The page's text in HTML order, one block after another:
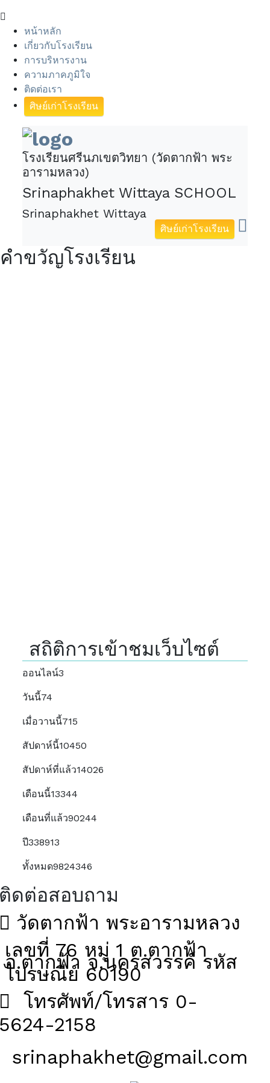
หน้าหลัก
เกี่ยวกับโรงเรียน
การบริหารงาน
ความภาคภูมิใจ
ติดต่อเรา
ศิษย์เก่าโรงเรียน
โรงเรียนศรีนภเขตวิทยา (วัดตากฟ้า พระ
อารามหลวง)
Srinaphakhet Wittaya SCHOOL
Srinaphakhet Wittaya
ศิษย์เก่าโรงเรียน
คำขวัญโรงเรียน
สถิติการเข้าชมเว็บไซต์
ออนไลน์3
วันนี้74
เมื่อวานนี้715
สัปดาห์นี้10450
สัปดาห์ที่แล้ว14026
เดือนนี้13344
เดือนที่แล้ว90244
ปี338913
ทั้งหมด9824346
ดต่อสอบถาม
วัดตากฟ้า พระอารามหลวง
เลขที่ 76 หมู่ 1 ต.ตากฟ้า
อ.ตากฟ้า จ.นครสวรรค์ รหัส
ไปรษณีย์ 60190
โทรศัพท์/โทรสาร 0-
2158